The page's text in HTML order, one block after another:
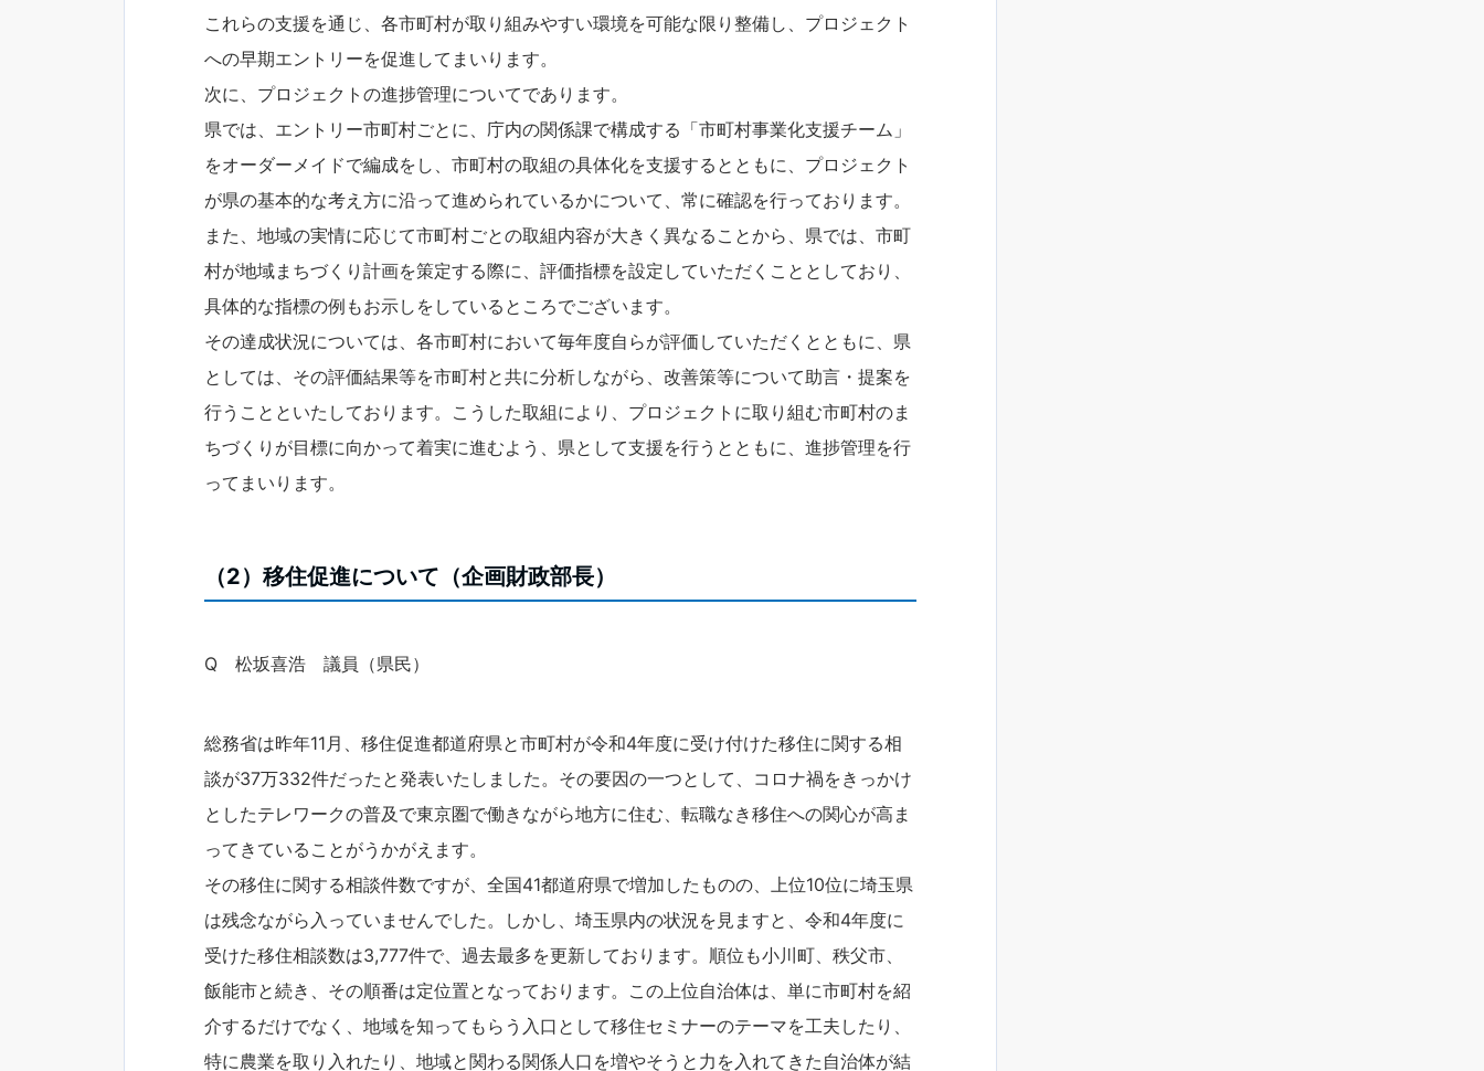
これらの支援を通じ、各市町村が取り組みやすい環境を可能な限り整備し、プロジェクト
への早期エントリーを促進してまいります。
次に、プロジェクトの進捗管理についてであります。
県では、エントリー市町村ごとに、庁内の関係課で構成する「市町村事業化支援チーム」
をオーダーメイドで編成をし、市町村の取組の具体化を支援するとともに、プロジェクト
が県の基本的な考え方に沿って進められているかについて、常に確認を行っております。
また、地域の実情に応じて市町村ごとの取組内容が大きく異なることから、県では、市町
村が地域まちづくり計画を策定する際に、評価指標を設定していただくこととしており、
具体的な指標の例もお示しをしているところでございます。
その達成状況については、各市町村において毎年度自らが評価していただくとともに、県
としては、その評価結果等を市町村と共に分析しながら、改善策等について助言・提案を
行うことといたしております。こうした取組により、プロジェクトに取り組む市町村のま
ちづくりが目標に向かって着実に進むよう、県として支援を行うとともに、進捗管理を行
ってまいります。
（2）移住促進について（企画財政部長）
Q 松坂喜浩 議員（県民）
総務省は昨年11月、移住促進都道府県と市町村が令和4年度に受け付けた移住に関する相
談が37万332件だったと発表いたしました。その要因の一つとして、コロナ禍をきっかけ
としたテレワークの普及で東京圏で働きながら地方に住む、転職なき移住への関心が高ま
ってきていることがうかがえます。
その移住に関する相談件数ですが、全国41都道府県で増加したものの、上位10位に埼玉県
は残念ながら入っていませんでした。しかし、埼玉県内の状況を見ますと、令和4年度に
受けた移住相談数は3,777件で、過去最多を更新しております。順位も小川町、秩父市、
飯能市と続き、その順番は定位置となっております。この上位自治体は、単に市町村を紹
介するだけでなく、地域を知ってもらう入口として移住セミナーのテーマを工夫したり、
特に農業を取り入れたり、地域と関わる関係人口を増やそうと力を入れてきた自治体が結